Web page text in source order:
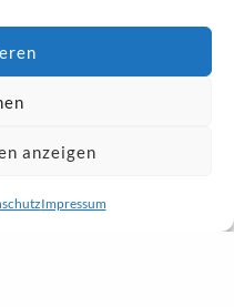
anzeigen
Impressum
in Erlenbach.
Gastroskopie
Belastungs- und Langzeit –